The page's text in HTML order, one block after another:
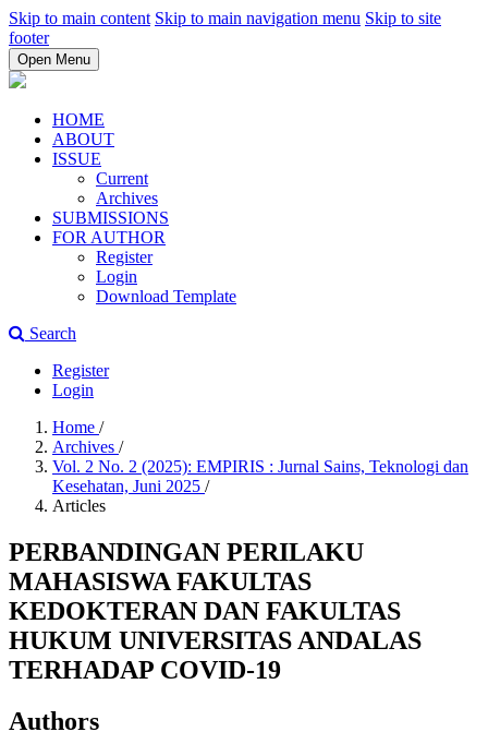
Skip to main content Skip to main navigation menu Skip to site
footer
Open Menu
HOME
ABOUT
ISSUE
Current
Archives
SUBMISSIONS
FOR AUTHOR
Register
Login
Download Template
Search
Register
Login
Home /
Archives /
Vol. 2 No. 2 (2025): EMPIRIS : Jurnal Sains, Teknologi dan
Kesehatan, Juni 2025 /
Articles
PERBANDINGAN PERILAKU
MAHASISWA FAKULTAS
KEDOKTERAN DAN FAKULTAS
HUKUM UNIVERSITAS ANDALAS
TERHADAP COVID-19
Authors